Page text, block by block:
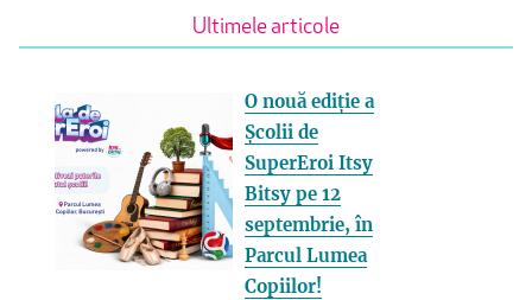
Ultimele articole
O nouă ediție a
Școlii de
SuperEroi Itsy
Bitsy pe 12
septembrie, în
Parcul Lumea
Copiilor!